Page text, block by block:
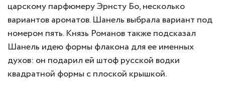
царскому парфюмеру Эрнсту Бо, несколько
вариантов ароматов. Шанель выбрала вариант под
номером пять. Князь Романов также подсказал
Шанель идею формы флакона для ее именных
духов: он подарил ей штоф русской водки
квадратной формы с плоской крышкой.